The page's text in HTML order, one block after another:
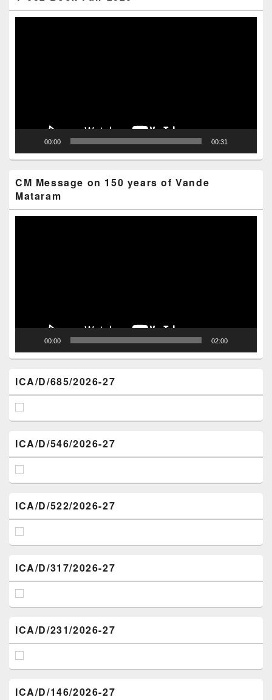
00:00 00:31
CM Message on 150 years of Vande
Mataram
00:00 02:00
ICA/D/685/2026-27
ICA/D/546/2026-27
ICA/D/522/2026-27
ICA/D/317/2026-27
ICA/D/231/2026-27
ICA/D/146/2026-27